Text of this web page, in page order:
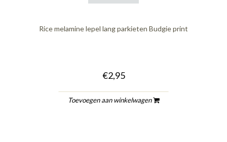
Rice melamine lepel lang parkieten Budgie print
€2,95
Toevoegen aan winkelwagen